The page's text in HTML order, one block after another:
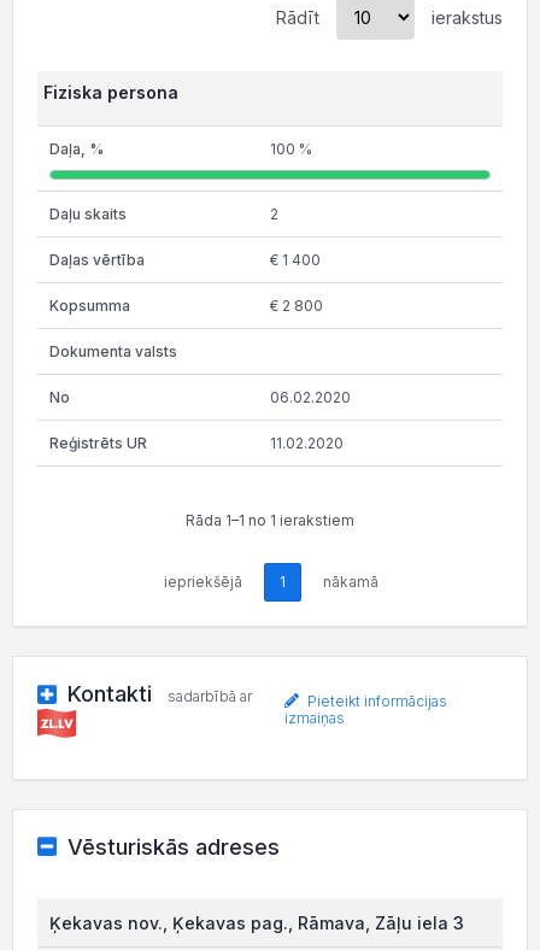
Rādīt ierakstus
Fiziska persona
100 %
2
€ 1 400
€ 2 800
06.02.2020
11.02.2020
Rāda 1–1 no 1 ierakstiem
iepriekšējā 1 nākamā
Kontakti sadarbībā ar
Pieteikt informācijas
izmaiņas
Vēsturiskās adreses
Ķekavas nov., Ķekavas pag., Rāmava, Zāļu iela 3